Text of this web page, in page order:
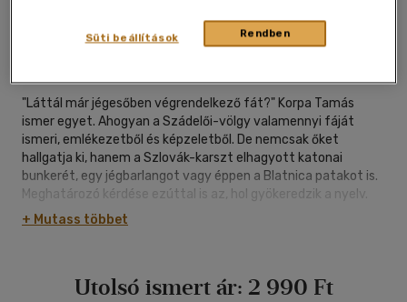
Pesti Kalligram Kft.|2020 magyar nyelvű|puhatáblás
"Láttál már jégesőben végrendelkező fát?" Korpa Tamás
ismer egyet. Ahogyan a Szádelői-völgy valamennyi fáját
ismeri, emlékezetből és képzeletből. De nemcsak őket
hallgatja ki, hanem a Szlovák-karszt elhagyott katonai
bunkerét, egy jégbarlangot vagy éppen a Blatnica patakot is.
Meghatározó kérdése ezúttal is az, hol gyökeredzik a nyelv.
Harmadik kötetének sűrű ágrendszerében pedig csönd és
levélzaj, suttogás, függő beszéd. Lassan bizonytalanná
vízcsobogásból? Hogyan hullajtja lombját a tölgy, amikor senki
+ Mutass többet
Utolsó ismert ár: 2 990 Ft
Rendben
Süti beállítások